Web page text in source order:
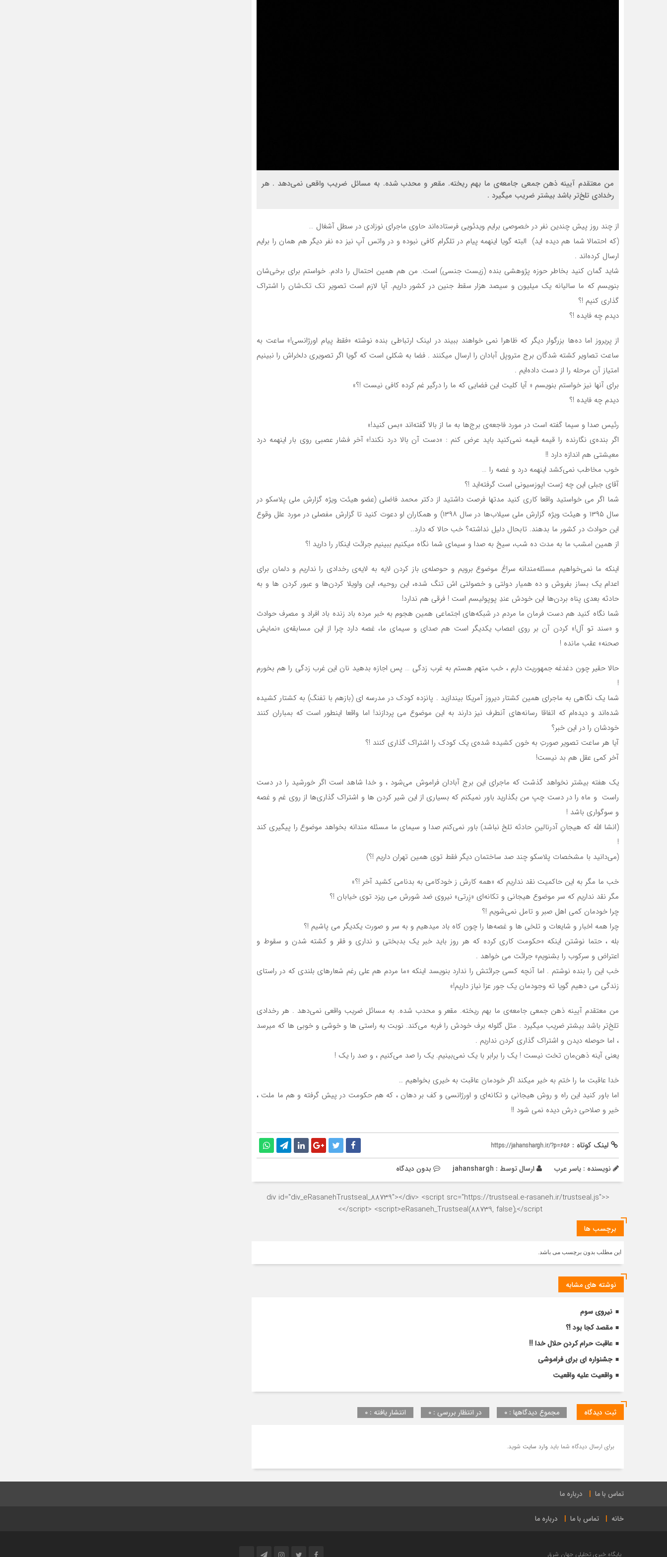
من معتقدم آیینه ذهن جمعی جامعه‌ی ما بهم ریخته. مقعر و محدب شده. به مسائل ضریب واقعی نمی‌دهد . هر
رخدادی تلخ‌تر باشد بیشتر ضریب میگیرد .
از چند روز پیش چندین نفر در خصوصی برایم ویدئویی فرستاده‌اند حاوی ماجرای نوزادی در سطل آشغال …
(که احتمالا شما هم دیده اید) البته گویا اینهمه پیام در تلگرام کافی نبوده و در واتس آپ نیز ده نفر دیگر هم همان را برایم
ارسال کرده‌اند .
شاید گمان کنید بخاطر حوزه پژوهشی بنده (زیست جنسی) است. من هم همین احتمال را دادم. خواستم برای برخی‌شان
بنویسم که ما سالیانه یک میلیون و سیصد هزار سقط جنین در کشور داریم. آیا لازم است تصویر تک تک‌شان را اشتراک
گذاری کنیم !؟
دیدم چه فایده !؟
از پریروز اما ده‌ها بزرگوار دیگر که ظاهرا نمی خواهند ببیند در لینک ارتباطی بنده نوشته «فقط پیام اورژانسی!» ساعت به
ساعت تصاویر کشته‌ شدگان برج متروپل آبادان را ارسال میکنند . فضا به شکلی است که گویا اگر تصویری دلخراش را نبینیم
امتیاز آن مرحله را از دست داده‌ایم .
برای آنها نیز خواستم بنویسم « آیا کلیت این فضایی که ما را درگیر غم کرده کافی نیست !؟»
دیدم چه فایده !؟
رئیس صدا و سیما گفته است در مورد فاجعه‌ی برج‌ها به ما از بالا گفته‌اند «بس کنید!»
اگر بنده‌ی نگارنده را قیمه قیمه نمی‌کنید باید عرض کنم : «دست آن بالا درد نکند!» آخر فشار عصبی روی بار اینهمه درد
معیشتی هم اندازه دارد !!
خوب مخاطب نمی‌کشد اینهمه درد و غصه را …
آقای جبلی این چه ژست اپوزسیونی است گرفته‌اید !؟
شما اگر می خواستید واقعا کاری کنید مدتها فرصت داشتید از دکتر محمد فاضلی (عضو هیئت ویژه گزارش ملی پلاسکو در
سال ۱۳۹۵ و هیئت ویژه گزارش ملی سیلاب‌ها در سال ۱۳۹۸) و همکاران او دعوت کنید تا گزارش مفصلی در مورد علل وقوع
این حوادث در کشور ما بدهند. تابحال دلیل نداشته؟ خب حالا که دارد..
از همین امشب ما به مدت ده شب، سیخ به صدا و سیمای شما نگاه میکنیم ببینیم جرائت اینکار را دارید !؟
اینکه ما نمی‌خواهیم مسئله‌مندانه سراغ موضوع برویم و حوصله‌ی باز کردن لایه به لایه‌ی رخدادی را نداریم و دلمان برای
اعدام یک بساز بفروش و ده همیار دولتی و خصولتی اش تنگ شده، این روحیه، این واویلا کردن‌ها و عبور کردن ها و به
حادثه بعدی پناه بردن‌ها این خودش عندِ پوپولیسم است ! فرقی هم ندارد!
شما نگاه کنید هم دست فرمان ما مردم در شبکه‌های اجتماعی همین هجوم به خبر مرده باد زنده باد افراد و مصرف حوادث
و «سند تو آل!» کردن آن بر روی اعصاب یکدیگر است هم صدای و سیمای ما، غصه دارد چرا از این مسابقه‌ی «نمایش
صحنه» عقب مانده !
حالا حقیر چون دغدغه جمهوریت دارم ، خب متهم هستم به غرب زدگی … پس اجازه بدهید نان این غرب زدگی را هم بخورم
!
شما یک نگاهی به ماجرای همین کشتار دیروز آمریکا بیندازید . پانزده کودک در مدرسه ای (بازهم با تفنگ) به کشتار کشیده
شده‌اند و دیده‌ام که اتفاقا رسانه‌های آنطرف نیز دارند به این موضوع می پردازند! اما واقعا اینطور است که بمباران کنند
خودشان را در این خبر؟
آیا هر ساعت تصویر صورتِ به خون کشیده شده‌ی یک کودک را اشتراک گذاری کنند !؟
آخر کمی عقل هم بد نیست!
یک هفته بیشتر نخواهد گذشت که ماجرای این برج آبادان فراموش می‌شود ، و خدا شاهد است اگر خورشید را در دست
راست و ماه را در دست چپ من بگذارید باور نمیکنم که بسیاری از این شیر کردن ها و اشتراک گذاری‌ها از روی غم و غصه
و سوگواری باشد !
(انشا الله که هیجانِ آدرنالینِ حادثه تلخ نباشد) باور نمی‌کنم صدا و سیمای ما مسئله مندانه بخواهد موضوع را پیگیری کند
!
(می‌دانید با مشخصات پلاسکو چند صد ساختمان دیگر فقط توی همین تهران داریم !؟)
خب ما مگر به این حاکمیت نقد نداریم که «همه کارش ز خودکامی به بدنامی کشید آخر !؟»
مگر نقد نداریم که سر موضوع هیجانی و تکانه‌ای «زِرتی» نیروی ضد شورش می ریزد توی خیابان !؟
چرا خودمان کمی اهل صبر و تامل نمی‌شویم !؟
چرا همه اخبار و شایعات و تلخی ها و غصه‌ها را چون کاه باد میدهیم و به سر و صورت یکدیگر می پاشیم !؟
بله ، حتما نوشتن اینکه «حکومت کاری کرده که هر روز باید خبر یک بدبختی و نداری و فقر و کشته شدن و سقوط و
اعتراض و سرکوب را بشنویم» جرائت می خواهد .
خب این را بنده نوشتم . اما آنچه کسی جرائتش را ندارد بنویسد اینکه «ما مردم هم علی رغم شعارهای بلندی که در راستای
زندگی می دهیم گویا ته وجودمان یک جور عزا نیاز داریم!»
من معتقدم آیینه ذهن جمعی جامعه‌ی ما بهم ریخته. مقعر و محدب شده. به مسائل ضریب واقعی نمی‌دهد . هر رخدادی
تلخ‌تر باشد بیشتر ضریب میگیرد . مثل گلوله برف خودش را فربه می‌کند. نوبت به راستی ها و خوشی و خوبی ها که میرسد
، اما حوصله دیدن و اشتراک گذاری کردن نداریم .
یعنی آینه ذهن‌مان تخت نیست ! یک را برابر با یک نمی‌بینیم. یک را صد می‌کنیم ، و صد را یک !
خدا عاقبت ما را ختم به خیر میکند اگر خودمان عاقبت به خیری بخواهیم ..
اما باور کنید این راه و روش هیجانی و تکانه‌ای و اورژانسی و کف بر دهان ، که هم حکومت در پیش گرفته و هم ما ملت ،
خیر و صلاحی درش دیده نمی شود !!
لینک کوتاه : https://jahanshargh.ir/?p=656
نویسنده : یاسر عرب ارسال توسط : jahanshargh بدون دیدگاه
<div id="div_eRasanehTrustseal_88739"></div> <script src="https://trustseal.e-rasaneh.ir/trustseal.js">
</script> <script>eRasaneh_Trustseal(88739, false);</script>
برچسب ها
این مطلب بدون برچسب می باشد.
نوشته های مشابه
نیروی سوم
مقصد کجا بود !؟
عاقبت حرام کردن حلال خدا !!
جشنواره ای برای فراموشی
واقعیت علیه واقعیت
ثبت دیدگاه مجموع دیدگاهها : ۰ در انتظار بررسی : ۰ انتشار یافته : ۰
برای ارسال دیدگاه شما باید وارد سایت شوید.
تماس با ما درباره ما
خانه تماس با ما درباره ما
پایگاه خبری تحلیلی جهان شرق